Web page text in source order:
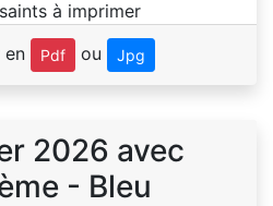
en Pdf ou Jpg
2026 avec
- Bleu